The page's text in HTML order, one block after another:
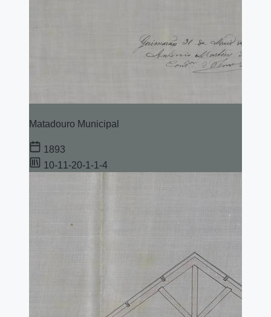
Matadouro Municipal
1893
10-11-20-1-1-4